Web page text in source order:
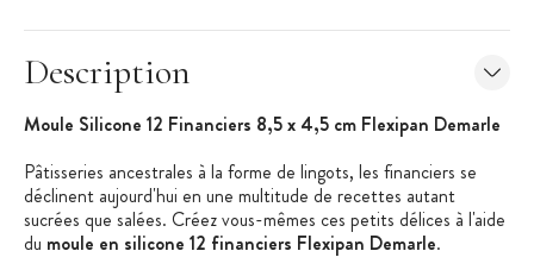
Description
Moule Silicone 12 Financiers 8,5 x 4,5 cm Flexipan Demarle
Pâtisseries ancestrales à la forme de lingots, les financiers se
déclinent aujourd'hui en une multitude de recettes autant
sucrées que salées. Créez vous-mêmes ces petits délices à l'aide
du moule en silicone 12 financiers Flexipan Demarle.